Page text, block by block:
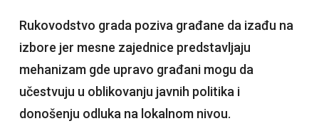
Rukovodstvo grada poziva građane da izađu na
izbore jer mesne zajednice predstavljaju
mehanizam gde upravo građani mogu da
učestvuju u oblikovanju javnih politika i
donošenju odluka na lokalnom nivou.